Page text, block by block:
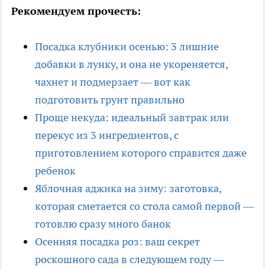
Рекомендуем прочесть:
Посадка клубники осенью: 3 лишние
добавки в лунку, и она не укореняется,
чахнет и подмерзает — вот как
подготовить грунт правильно
Проще некуда: идеальный завтрак или
перекус из 3 ингредиентов, с
приготовлением которого справится даже
ребенок
Яблочная аджика на зиму: заготовка,
которая сметается со стола самой первой —
готовлю сразу много банок
Осенняя посадка роз: ваш секрет
роскошного сада в следующем году —